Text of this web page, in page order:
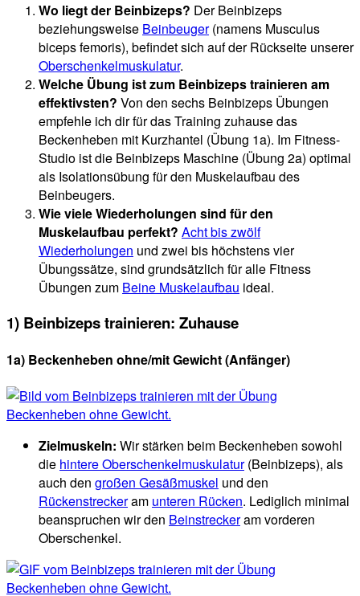
Wo liegt der Beinbizeps? Der Beinbizeps
beziehungsweise Beinbeuger(namens Musculus
biceps femoris), befindet sich auf der Rückseite unserer
Oberschenkelmuskulatur.
Welche Übung ist zum Beinbizeps trainieren am
effektivsten? Von den sechs Beinbizeps Übungen
empfehle ich dir für das Training zuhause das
Beckenheben mit Kurzhantel (Übung 1a). Im Fitness-
Studio ist die Beinbizeps Maschine (Übung 2a) optimal
als Isolationsübung für den Muskelaufbau des
Beinbeugers.
Wie viele Wiederholungen sind für den
Muskelaufbau perfekt? Acht bis zwölf
Wiederholungen und zwei bis höchstens vier
Übungssätze, sind grundsätzlich für alle Fitness
Übungen zum Beine Muskelaufbau ideal.
1) Beinbizeps trainieren: Zuhause
1a) Beckenheben ohne/mit Gewicht (Anfänger)
Zielmuskeln: Wir stärken beim Beckenheben sowohl
die hintere Oberschenkelmuskulatur(Beinbizeps), als
auch den großen Gesäßmuskel und den
Rückenstreckeram unteren Rücken. Lediglich minimal
beanspruchen wir den Beinstreckeram vorderen
Oberschenkel.